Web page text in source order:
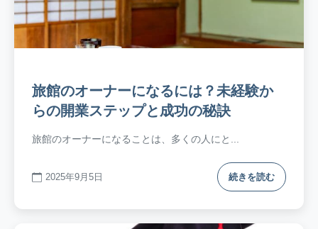
旅館のオーナーになるには？未経験か
らの開業ステップと成功の秘訣
旅館のオーナーになることは、多くの人にと...
2025年9月5日 続きを読む